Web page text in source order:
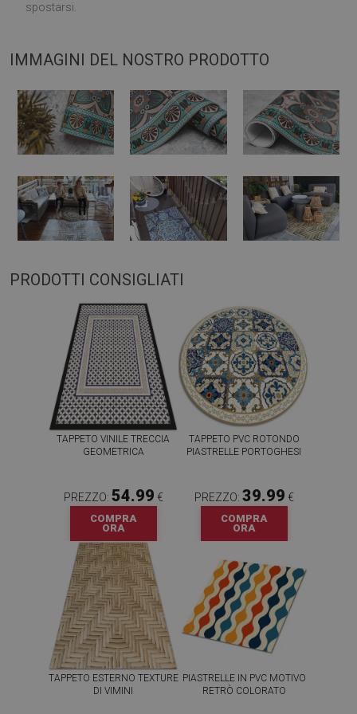
spostarsi.
IMMAGINI DEL NOSTRO PRODOTTO
PRODOTTI CONSIGLIATI
TAPPETO VINILE TRECCIA
GEOMETRICA
PREZZO: 54.99 €
COMPRA
ORA
TAPPETO PVC ROTONDO
PIASTRELLE PORTOGHESI
PREZZO: 39.99 €
COMPRA
ORA
TAPPETO ESTERNO TEXTURE
DI VIMINI
PIASTRELLE IN PVC MOTIVO
RETRÒ COLORATO